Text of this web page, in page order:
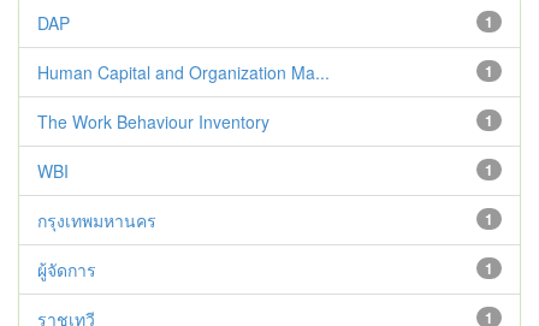
1
DAP
1
Human Capital and Organization Ma...
1
The Work Behaviour Inventory
1
WBI
1
กรุงเทพมหานคร
1
ผู้จัดการ
1
ราชเทวี